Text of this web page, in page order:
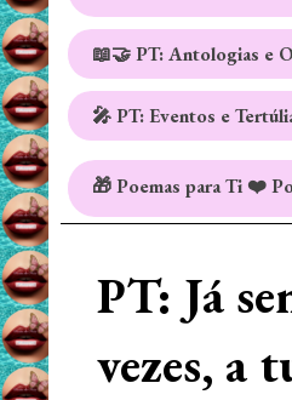
📖🤝 PT: Antologias e
🎤 PT: Eventos e
🎁 Poemas para Ti ❤️
PT: Já
vezes, a